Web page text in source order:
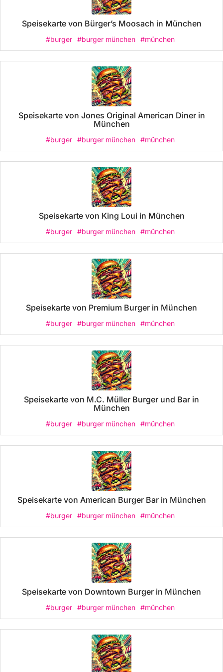
Speisekarte von Bürger’s Moosach in München
#burger #burger münchen #münchen
Speisekarte von Jones Original American Diner in
München
#burger #burger münchen #münchen
Speisekarte von King Loui in München
#burger #burger münchen #münchen
Speisekarte von Premium Burger in München
#burger #burger münchen #münchen
Speisekarte von M.C. Müller Burger und Bar in
München
#burger #burger münchen #münchen
Speisekarte von American Burger Bar in München
#burger #burger münchen #münchen
Speisekarte von Downtown Burger in München
#burger #burger münchen #münchen